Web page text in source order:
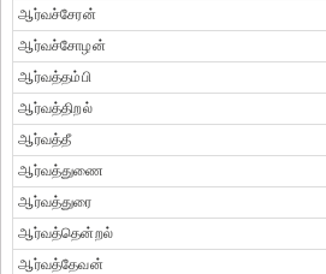
ஆர்வச்சேரன்
ஆர்வச்சோழன்
ஆர்வத்தம்பி
ஆர்வத்திறல்
ஆர்வத்தீ
ஆர்வத்துணை
ஆர்வத்துரை
ஆர்வத்தென்றல்
ஆர்வத்தேவன்